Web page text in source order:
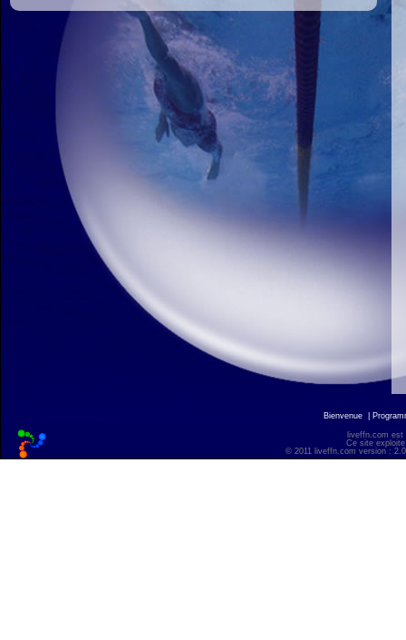
Bienvenue
liveffn.com est
Ce site
© 2011 liveffn.com version :